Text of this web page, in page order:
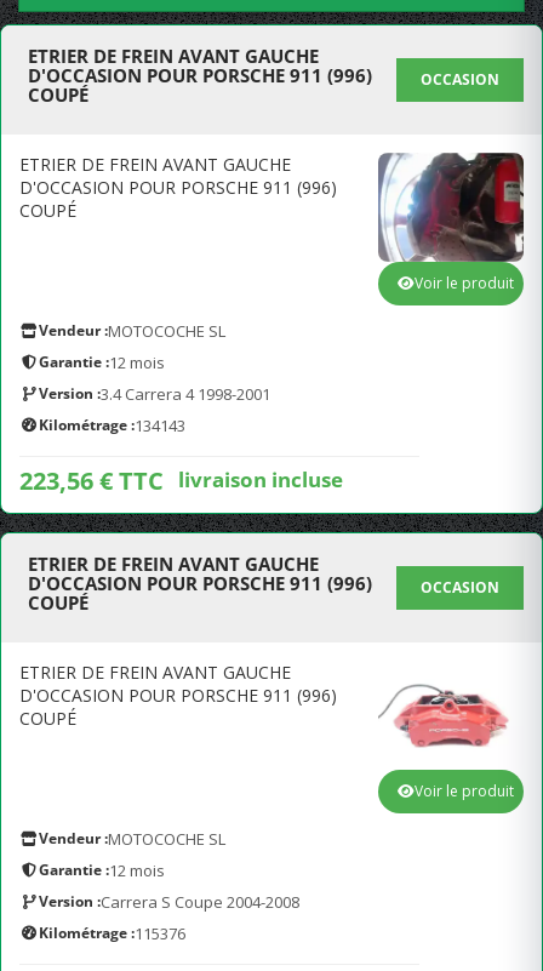
ETRIER DE FREIN AVANT GAUCHE
D'OCCASION POUR PORSCHE 911 (996)
COUPÉ
OCCASION
ETRIER DE FREIN AVANT GAUCHE
D'OCCASION POUR PORSCHE 911 (996)
COUPÉ
Vendeur :MOTOCOCHE SL
Garantie :12 mois
Version :3.4 Carrera 4 1998-2001
Kilométrage :134143
223,56 € TTC livraison incluse
Voir le produit
ETRIER DE FREIN AVANT GAUCHE
D'OCCASION POUR PORSCHE 911 (996)
COUPÉ
OCCASION
ETRIER DE FREIN AVANT GAUCHE
D'OCCASION POUR PORSCHE 911 (996)
COUPÉ
Vendeur :MOTOCOCHE SL
Garantie :12 mois
Version :Carrera S Coupe 2004-2008
Kilométrage :115376
Voir le produit